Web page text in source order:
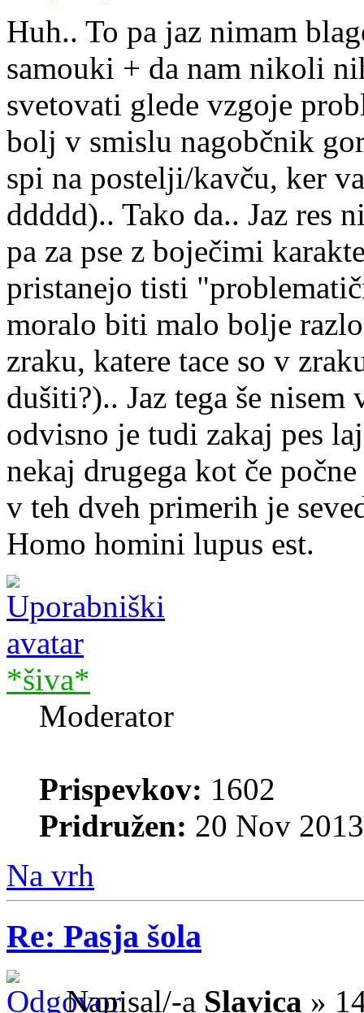
Huh.. To pa jaz nimam
samouki + da nam nikoli
svetovati glede vzgoje
bolj v smislu nagobčnik
spi na postelji/kavču, ker
ddddd).. Tako da.. Jaz res
pa za pse z boječimi
pristanejo tisti
moralo biti malo bolje
zraku, katere tace so v
dušiti?).. Jaz tega še
odvisno je tudi zakaj pes
nekaj drugega kot če
v teh dveh primerih je
Homo homini lupus est.
*šiva*
Moderator
Prispevkov: 1602
Pridružen: 20 Nov
Na vrh
Re: Pasja šola
Napisal/-a Slavica »